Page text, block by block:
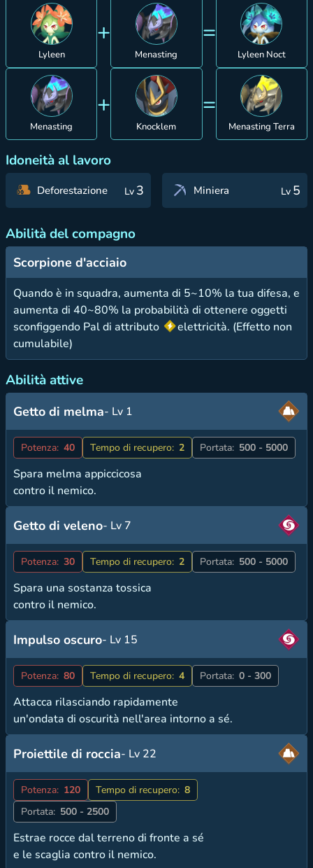
Lyleen
+
Menasting
=
Lyleen Noct
Menasting
+
Knocklem
=
Menasting Terra
Idoneità al lavoro
Deforestazione Lv 3 Miniera Lv 5
Abilità del compagno
Scorpione d'acciaio
Quando è in squadra, aumenta di 5~10% la tua difesa, e
aumenta di 40~80% la probabilità di ottenere oggetti
sconfiggendo Pal di attributo
elettricità. (Effetto non
cumulabile)
Abilità attive
Getto di melma- Lv 1
Potenza: 40 Tempo di recupero: 2 Portata: 500 - 5000
Spara melma appiccicosa
contro il nemico.
Getto di veleno- Lv 7
Potenza: 30 Tempo di recupero: 2 Portata: 500 - 5000
Spara una sostanza tossica
contro il nemico.
Impulso oscuro- Lv 15
Potenza: 80 Tempo di recupero: 4 Portata: 0 - 300
Attacca rilasciando rapidamente
un'ondata di oscurità nell'area intorno a sé.
Proiettile di roccia- Lv 22
Potenza: 120 Tempo di recupero: 8
Portata: 500 - 2500
Estrae rocce dal terreno di fronte a sé
e le scaglia contro il nemico.